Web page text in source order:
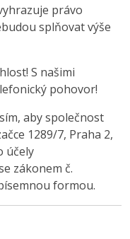
právo
splňovat výše
S našimi
pohovor!
aby společnost
1289/7, Praha 2,
účely
zákonem č.
formou.